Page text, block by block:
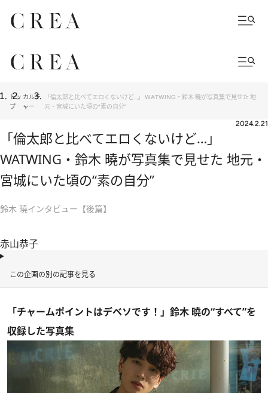
トッ
プ
カルチ
ャー
「倫太郎と比べてエロくないけど…」 WATWING・鈴木 曉が写真集で見せた 地
元・宮城にいた頃の“素の自分”
2024.2.21
「倫太郎と比べてエロくないけど…」
WATWING・鈴木 曉が写真集で見せた 地元・
宮城にいた頃の“素の自分”
鈴木 曉インタビュー【後篇】
赤山恭子
この企画の別の記事を見る
「チャームポイントはデベソです！」鈴木 曉の“すべて”を
収録した写真集